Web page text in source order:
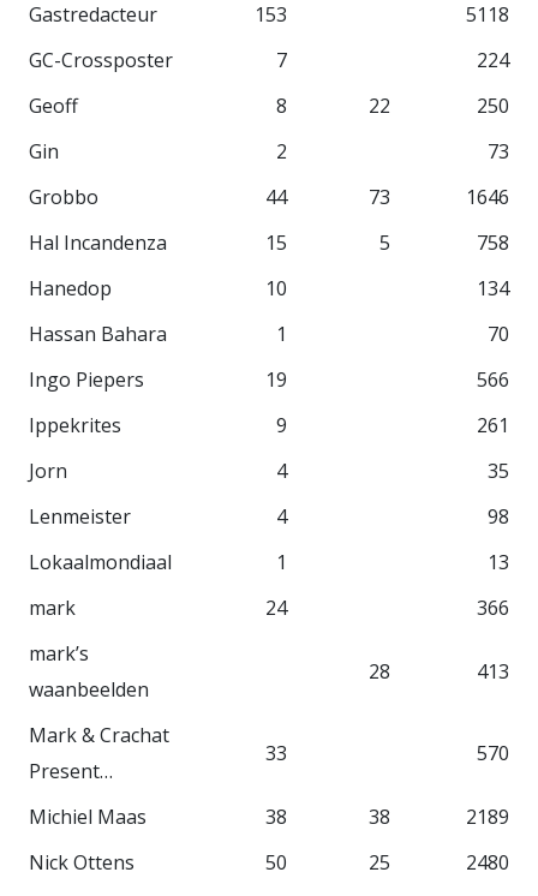
Gastredacteur
153
5118
GC-Crossposter
7
224
Geoff
8 22
250
Gin
2
73
Grobbo
44 73
1646
Hal Incandenza
15 5
758
Hanedop
10
134
Hassan Bahara
1
70
Ingo Piepers
19
566
Ippekrites
9
261
Jorn
4
35
Lenmeister
4
98
Lokaalmondiaal
1
13
mark
24
366
mark’s
waanbeelden
28 413
Mark & Crachat
Present…
33 570
Michiel Maas 38 38
2189
Nick Ottens
50 25
2480